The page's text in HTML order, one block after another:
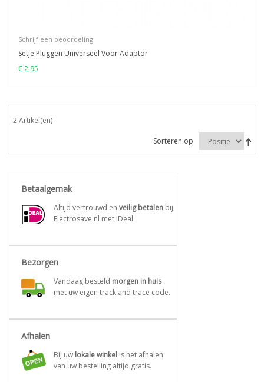
Schrijf een beoordeling
Setje Pluggen Universeel Voor Adaptor
€ 2,95
2 Artikel(en)
Sorteren op
Betaalgemak
Altijd vertrouwd en veilig betalen bij
Electrosave.nl met iDeal.
Bezorgen
Vandaag besteld morgen in huis
met uw eigen track and trace code.
Afhalen
Bij uw lokale winkel is het afhalen
van uw bestelling altijd gratis.